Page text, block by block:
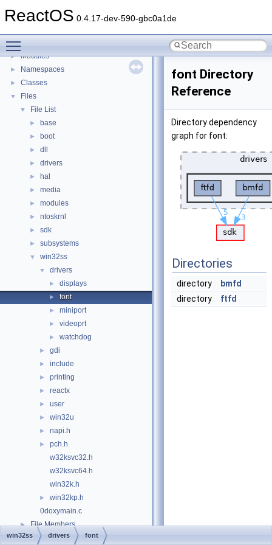
ReactOS 0.4.17-dev-590-gbc0a1de
►
General Information
► Modules
► Namespaces
► Classes
▼ Files
▼ File List
► base
► boot
► dll
► drivers
► hal
► media
► modules
► ntoskrnl
► sdk
► subsystems
▼ win32ss
▼ drivers
► displays
► font
► miniport
► videoprt
► watchdog
► gdi
► include
► printing
► reactx
► user
► win32u
► napi.h
►
pch.h
w32ksvc32.h
w32ksvc64.h
win32k.h
►
win32kp.h
0doxymain.c
► File Members
► Examples
font Directory
Reference
Directory dependency
graph for font:
Directories
directory
bmfd
directory
ftfd
win32ss drivers font